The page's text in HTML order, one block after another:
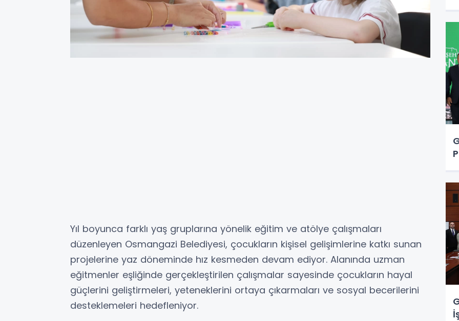
Yıl boyunca farklı yaş gruplarına yönelik eğitim ve atölye çalışmaları
düzenleyen Osmangazi Belediyesi, çocukların kişisel gelişimlerine katkı sunan
projelerine yaz döneminde hız kesmeden devam ediyor. Alanında uzman
eğitmenler eşliğinde gerçekleştirilen çalışmalar sayesinde çocukların hayal
güçlerini geliştirmeleri, yeteneklerini ortaya çıkarmaları ve sosyal becerilerini
desteklemeleri hedefleniyor.